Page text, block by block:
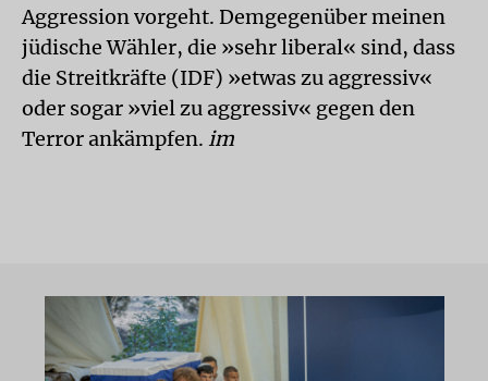
Aggression vorgeht. Demgegenüber meinen
jüdische Wähler, die »sehr liberal« sind, dass
die Streitkräfte (IDF) »etwas zu aggressiv«
oder sogar »viel zu aggressiv« gegen den
Terror ankämpfen. im